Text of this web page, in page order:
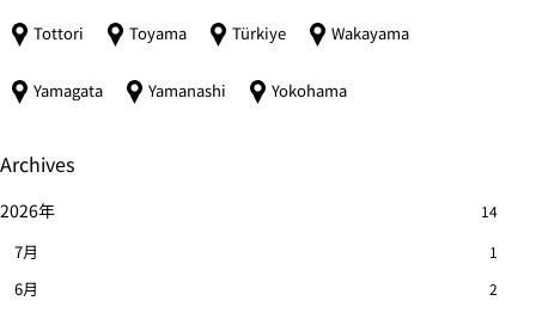
Archives
2026年 14
7月 1
6月 2
Tottori Toyama Türkiye Wakayama
Yamagata Yamanashi Yokohama